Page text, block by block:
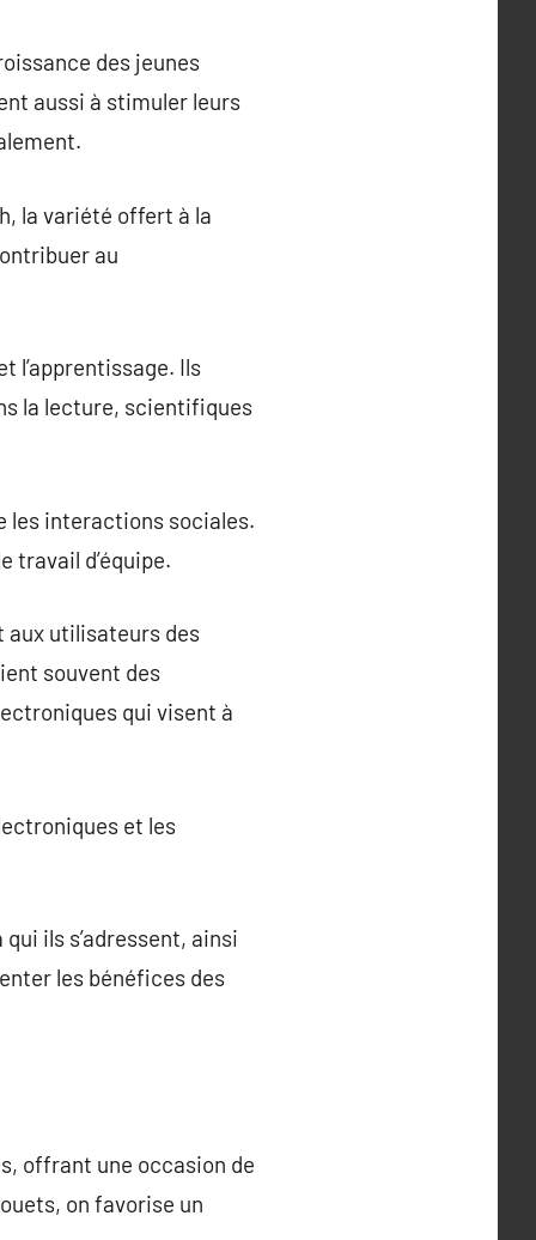
des jeunes
aussi à stimuler leurs
la variété offert à la
au
l’apprentissage. Ils
la lecture, scientifiques
les interactions sociales.
travail d’équipe.
aux utilisateurs des
souvent des
qui visent à
et les
ils s’adressent, ainsi
les bénéfices des
offrant une occasion de
on favorise un